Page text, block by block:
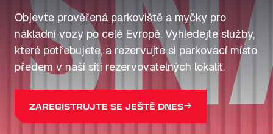
Objevte prověřená parkoviště a myčky pro
nákladní vozy po celé Evropě. Vyhledejte služby,
které potřebujete, a rezervujte si parkovací místo
předem v naší síti rezervovatelných lokalit.
ZAREGISTRUJTE SE JEŠTĚ DNES